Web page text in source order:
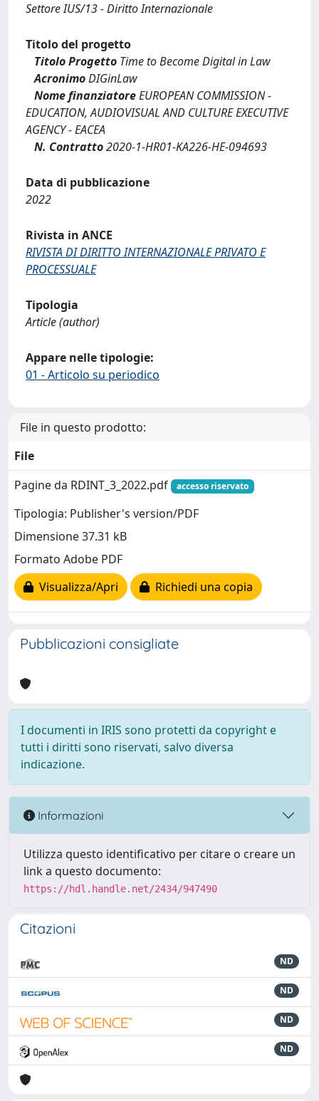
Settore IUS/13 - Diritto Internazionale
Titolo del progetto
Titolo Progetto Time to Become Digital in Law
AcronimoDIGinLaw
Nome finanziatoreEUROPEAN COMMISSION -
EDUCATION, AUDIOVISUAL AND CULTURE EXECUTIVE
AGENCY - EACEA
N. Contratto2020-1-HR01-KA226-HE-094693
Data di pubblicazione
2022
Rivista in ANCE
RIVISTA DI DIRITTO INTERNAZIONALE PRIVATO E
PROCESSUALE
Tipologia
Article (author)
Appare nelle tipologie:
01 - Articolo su periodico
File in questo prodotto:
File
Pagine da RDINT_3_2022.pdf
accesso riservato
Tipologia: Publisher's version/PDF
Dimensione 37.31 kB
Formato Adobe PDF
Visualizza/Apri
Richiedi una copia
Pubblicazioni consigliate
I documenti in IRIS sono protetti da copyright e
tutti i diritti sono riservati, salvo diversa
indicazione.
Informazioni
Utilizza questo identificativo per citare o creare un
link a questo documento:
https://hdl.handle.net/2434/947490
Citazioni
ND
ND
ND
ND